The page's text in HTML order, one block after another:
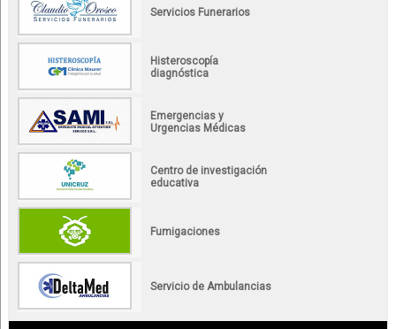
Servicios Funerarios
Histeroscopía
diagnóstica
Emergencias y
Urgencias Médicas
Centro de investigación
educativa
Fumigaciones
Servicio de Ambulancias